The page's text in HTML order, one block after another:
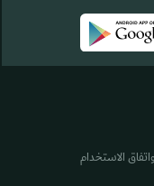
الاستخدام